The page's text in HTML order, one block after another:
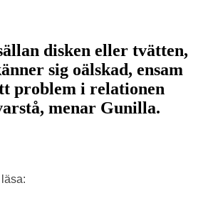
disken eller tvätten,
sig oälskad, ensam
problem i relationen
menar Gunilla.